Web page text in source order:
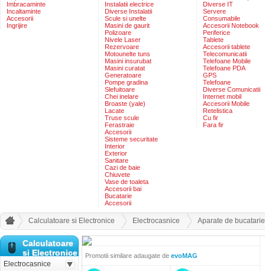
Imbracaminte
Incaltaminte
Accesorii
Ingrijire
Instalatii electrice
Diverse Instalatii
Scule si unelte
Masini de gaurit
Polizoare
Nivele Laser
Rezervoare
Motounelte tuns
Masini insurubat
Masini curatat
Generatoare
Pompe gradina
Slefuitoare
Chei inelare
Broaste (yale)
Lacate
Truse scule
Ferastraie
Accesorii
Sisteme securitate
Interior
Exterior
Sanitare
Cazi de baie
Chiuvete
Vase de toaleta
Accesorii bai
Bucatarie
Accesorii
Diverse IT
Servere
Consumabile
Accesorii Notebook
Periferice
Tablete
Accesorii tablete
Telecomunicatii
Telefoane Mobile
Telefoane PDA
GPS
Telefoane
Diverse Comunicatii
Internet mobil
Accesorii Mobile
Retelistica
Cu fir
Fara fir
Calculatoare si Electronice Electrocasnice Aparate de bucatarie
Promotii similare adaugate de evoMAG
Calculatoare
si Electronice
Electrocasnice